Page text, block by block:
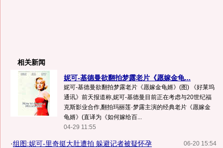
相关新闻
妮可-基德曼欲翻拍梦露老片《愿嫁金龟...
妮可-基德曼欲翻拍梦露老片《愿嫁金龟婿》(图) 《好莱坞
通讯》前天报道称,妮可-基德曼目前正在考虑与20世纪福
克斯影业合作,翻拍玛丽莲·梦露主演的经典老片《愿嫁金
龟婿》(直译为《如何嫁给百...
04-29 11:55
06-20 15:54
·组图:妮可-里奇挺大肚遭拍 躲避记者被疑怀孕